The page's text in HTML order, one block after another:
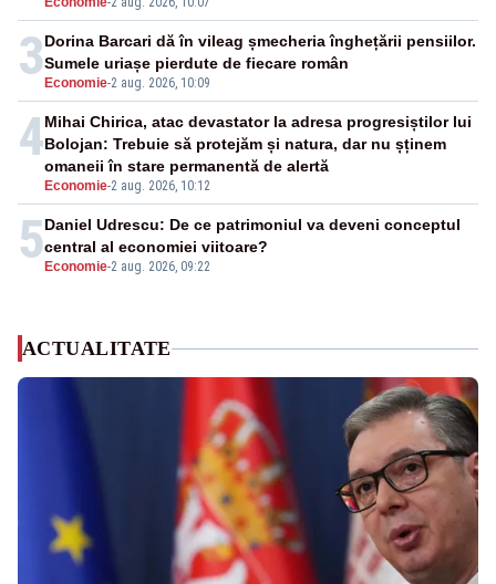
3 Economie-2 aug. 2026, 10:09
Dorina Barcari dă în vileag șmecheria înghețării pensiilor.
Sumele uriașe pierdute de fiecare român
4
Economie-2 aug. 2026, 10:12
Mihai Chirica, atac devastator la adresa progresiștilor lui
Bolojan: Trebuie să protejăm și natura, dar nu șținem
omaneii în stare permanentă de alertă
5 Economie-2 aug. 2026, 09:22
Daniel Udrescu: De ce patrimoniul va deveni conceptul
central al economiei viitoare?
ACTUALITATE